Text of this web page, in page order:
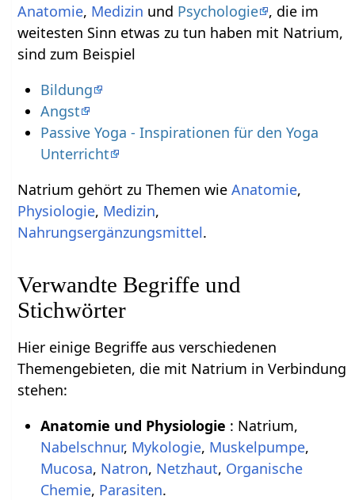
Anatomie, Medizin und Psychologie , die im
weitesten Sinn etwas zu tun haben mit Natrium,
sind zum Beispiel
Bildung
Angst
Passive Yoga - Inspirationen für den Yoga
Unterricht
Natrium gehört zu Themen wieAnatomie,
Physiologie, Medizin,
Nahrungsergänzungsmittel.
Verwandte Begriffe und
Stichwörter
Hier einige Begriffe aus verschiedenen
Themengebieten, die mit Natrium in Verbindung
stehen:
Anatomie und Physiologie : Natrium,
Nabelschnur, Mykologie, Muskelpumpe,
Mucosa, Natron, Netzhaut, Organische
Chemie, Parasiten.